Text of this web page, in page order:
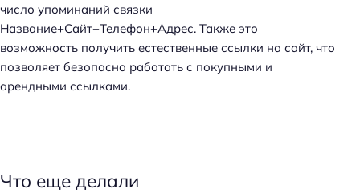
число упоминаний связки
Название+Сайт+Телефон+Адрес. Также это
возможность получить естественные ссылки на сайт, что
позволяет безопасно работать с покупными и
арендными ссылками.
Что еще делали